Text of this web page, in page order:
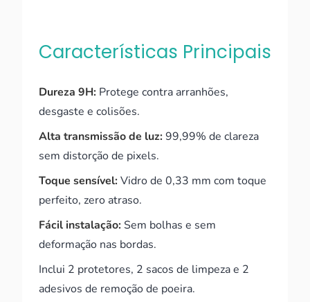
Características Principais
Dureza 9H: Protege contra arranhões,
desgaste e colisões.
Alta transmissão de luz:99,99% de clareza
sem distorção de pixels.
Toque sensível:Vidro de 0,33 mm com toque
perfeito, zero atraso.
Fácil instalação:Sem bolhas e sem
deformação nas bordas.
Inclui 2 protetores, 2 sacos de limpeza e 2
adesivos de remoção de poeira.